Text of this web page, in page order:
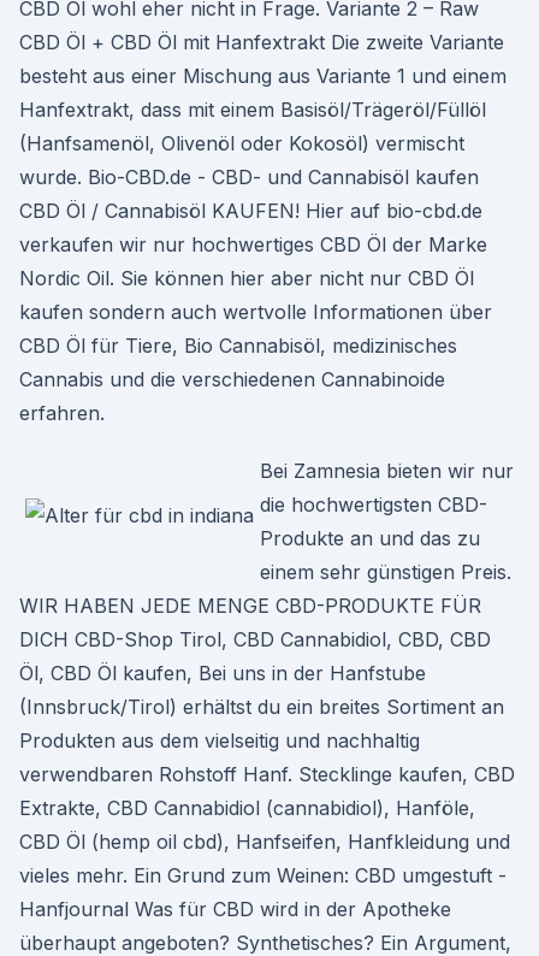
CBD Öl wohl eher nicht in Frage. Variante 2 – Raw
CBD Öl + CBD Öl mit Hanfextrakt Die zweite Variante
besteht aus einer Mischung aus Variante 1 und einem
Hanfextrakt, dass mit einem Basisöl/Trägeröl/Füllöl
(Hanfsamenöl, Olivenöl oder Kokosöl) vermischt
wurde. Bio-CBD.de - CBD- und Cannabisöl kaufen
CBD Öl / Cannabisöl KAUFEN! Hier auf bio-cbd.de
verkaufen wir nur hochwertiges CBD Öl der Marke
Nordic Oil. Sie können hier aber nicht nur CBD Öl
kaufen sondern auch wertvolle Informationen über
CBD Öl für Tiere, Bio Cannabisöl, medizinisches
Cannabis und die verschiedenen Cannabinoide
erfahren.
Bei Zamnesia bieten wir nur
die hochwertigsten CBD-
Produkte an und das zu
einem sehr günstigen Preis.
WIR HABEN JEDE MENGE CBD-PRODUKTE FÜR
DICH CBD-Shop Tirol, CBD Cannabidiol, CBD, CBD
Öl, CBD Öl kaufen, Bei uns in der Hanfstube
(Innsbruck/Tirol) erhältst du ein breites Sortiment an
Produkten aus dem vielseitig und nachhaltig
verwendbaren Rohstoff Hanf. Stecklinge kaufen, CBD
Extrakte, CBD Cannabidiol (cannabidiol), Hanföle,
CBD Öl (hemp oil cbd), Hanfseifen, Hanfkleidung und
vieles mehr. Ein Grund zum Weinen: CBD umgestuft -
Hanfjournal Was für CBD wird in der Apotheke
überhaupt angeboten? Synthetisches? Ein Argument,